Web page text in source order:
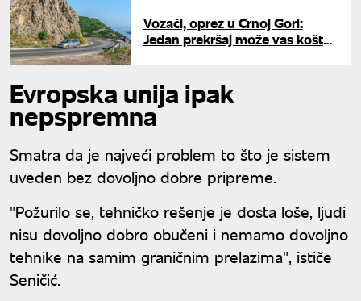
Vozači, oprez u Crnoj Gori:
Jedan prekršaj može vas koštati
Evropska unija ipak
nepspremna
Smatra da je najveći problem to što je sistem
uveden bez dovoljno dobre pripreme.
"Požurilo se, tehničko rešenje je dosta loše, ljudi
nisu dovoljno dobro obučeni i nemamo dovoljno
tehnike na samim graničnim prelazima", ističe
Seničić.